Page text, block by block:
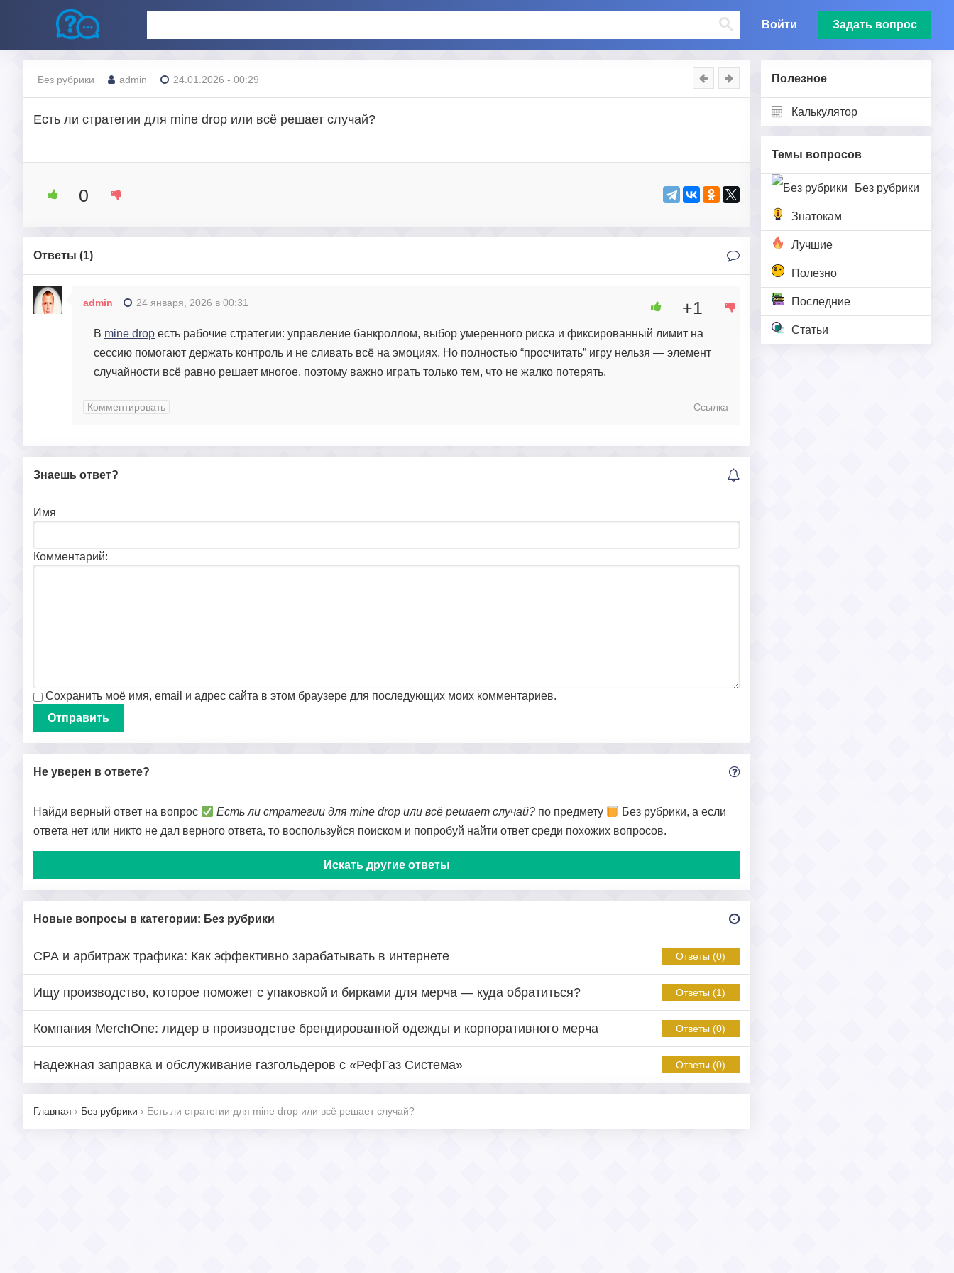
Войти Задать вопрос
Полезное
Калькулятор
Темы вопросов
Без рубрики
Знатокам
Лучшие
Полезно
Последние
Статьи
Без рубрики admin 24.01.2026 - 00:29
Есть ли стратегии для mine drop или всё решает случай?
0
Ответы (1)
admin 24 января, 2026 в 00:31
В mine drop есть рабочие стратегии: управление банкроллом, выбор умеренного риска и фиксированный лимит на
сессию помогают держать контроль и не сливать всё на эмоциях. Но полностью “просчитать” игру нельзя — элемент
случайности всё равно решает многое, поэтому важно играть только тем, что не жалко потерять.
+1
Комментировать Ссылка
Знаешь ответ?
Имя
Комментарий:
Сохранить моё имя, email и адрес сайта в этом браузере для последующих моих комментариев.
Не уверен в ответе?
Найди верный ответ на вопрос Есть ли стратегии для mine drop или всё решает случай? по предмету
Без рубрики, а если
ответа нет или никто не дал верного ответа, то воспользуйся поиском и попробуй найти ответ среди похожих вопросов.
Искать другие ответы
Новые вопросы в категории: Без рубрики
СРА и арбитраж трафика: Как эффективно зарабатывать в интернете Ответы (0)
Ищу производство, которое поможет с упаковкой и бирками для мерча — куда обратиться? Ответы (1)
Компания MerchOne: лидер в производстве брендированной одежды и корпоративного мерча Ответы (0)
Надежная заправка и обслуживание газгольдеров с «РефГаз Система» Ответы (0)
Главная › Без рубрики › Есть ли стратегии для mine drop или всё решает случай?